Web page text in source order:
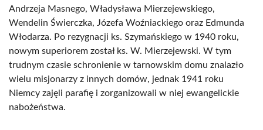
Andrzeja Masnego, Władysława Mierzejewskiego,
Wendelin Świerczka, Józefa Woźniackiego oraz Edmunda
Włodarza. Po rezygnacji ks. Szymańskiego w 1940 roku,
nowym superiorem został ks. W. Mierzejewski. W tym
trudnym czasie schronienie w tarnowskim domu znalazło
wielu misjonarzy z innych domów, jednak 1941 roku
Niemcy zajęli parafię i zorganizowali w niej ewangelickie
nabożeństwa.